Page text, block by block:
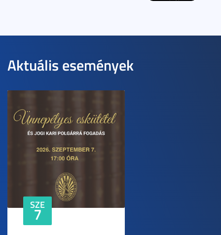
Aktuális események
SZE
7